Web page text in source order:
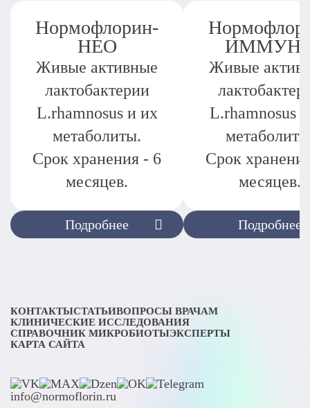
Подробнее
Нормофлорин-
НЕО
Живые активные
лактобактерии
L.rhamnosus и их
метаболиты.
Срок хранения - 6
месяцев.
Подробнее
Живые
L.rhamnosus
Срок
месяцев.
КОНТАКТЫСТАТЬИВОПРОСЫ ВРАЧАМ
КЛИНИЧЕСКИЕ ИССЛЕДОВАНИЯ
СПРАВОЧНИК МИКРОБИОТЫЭКСПЕРТЫ
КАРТА САЙТА
info@normoflorin.ru